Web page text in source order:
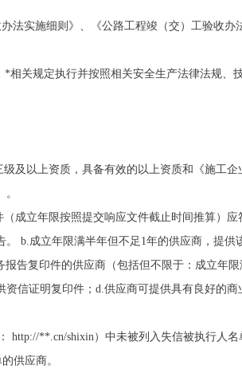
法实施细则》、《公路工程竣（交）工验收
相关规定执行并按照相关安全生产法律法规、
级及以上资质，具备有效的以上资质和《施工
（成立年限按照提交响应文件截止时间推算）
。 b.成立年限满半年但不足1年的供应商，提
报告复印件的供应商（包括但不限于：成立年
信证明复印件；d.供应商可提供具有良好的
http://**.cn/shixin）中未被列入失信被执行人
供应商。